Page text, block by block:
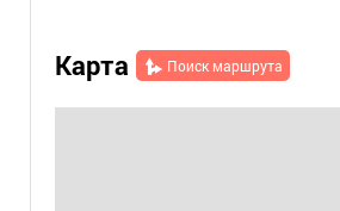
Карта Поиск маршрута